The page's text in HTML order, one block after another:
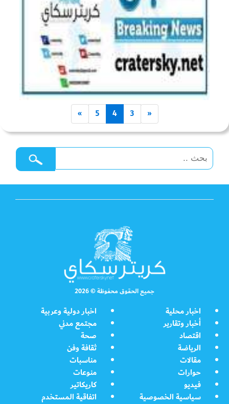
«
3
4
5
»
جميع الحقوق محفوظة © 2026
اخبار محلية
اخبار دولية وعربية
أخبار وتقارير
مجتمع مدني
اقتصاد
صحة
الرياضة
ثقافة وفن
مقالات
مناسبات
حوارات
منوعات
فيديو
كاريكاتير
سياسية الخصوصية
اتفاقية المستخدم